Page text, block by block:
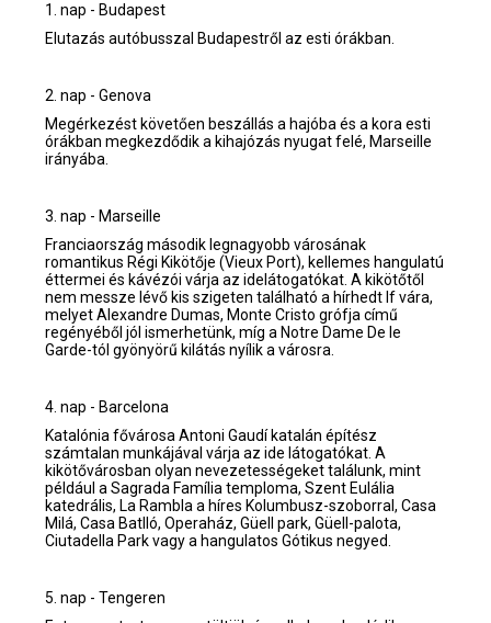
1. nap - Budapest
Elutazás autóbusszal Budapestről az esti órákban.
2. nap - Genova
Megérkezést követően beszállás a hajóba és a kora esti
órákban megkezdődik a kihajózás nyugat felé, Marseille
irányába.
3. nap - Marseille
Franciaország második legnagyobb városának
romantikus Régi Kikötője (Vieux Port), kellemes hangulatú
éttermei és kávézói várja az idelátogatókat. A kikötőtől
nem messze lévő kis szigeten található a hírhedt If vára,
melyet Alexandre Dumas, Monte Cristo grófja című
regényéből jól ismerhetünk, míg a Notre Dame De le
Garde-tól gyönyörű kilátás nyílik a városra.
4. nap - Barcelona
Katalónia fővárosa Antoni Gaudí katalán építész
számtalan munkájával várja az ide látogatókat. A
kikötővárosban olyan nevezetességeket találunk, mint
például a Sagrada Família temploma, Szent Eulália
katedrális, La Rambla a híres Kolumbusz-szoborral, Casa
Milá, Casa Batlló, Operaház, Güell park, Güell-palota,
Ciutadella Park vagy a hangulatos Gótikus negyed.
5. nap - Tengeren